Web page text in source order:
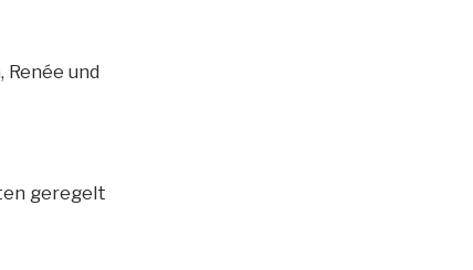
Renée und
geregelt